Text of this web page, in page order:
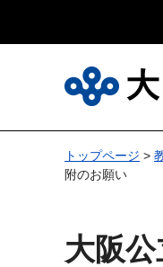
トップページ >
附のお願い
大阪